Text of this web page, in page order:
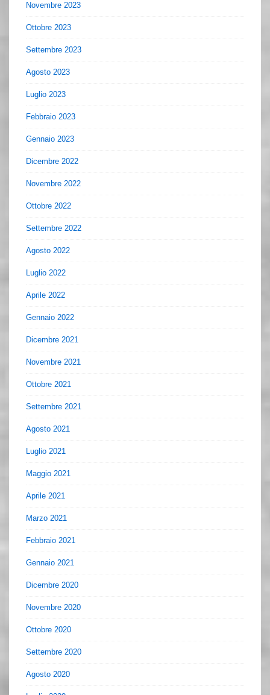
Novembre 2023
Ottobre 2023
Settembre 2023
Agosto 2023
Luglio 2023
Febbraio 2023
Gennaio 2023
Dicembre 2022
Novembre 2022
Ottobre 2022
Settembre 2022
Agosto 2022
Luglio 2022
Aprile 2022
Gennaio 2022
Dicembre 2021
Novembre 2021
Ottobre 2021
Settembre 2021
Agosto 2021
Luglio 2021
Maggio 2021
Aprile 2021
Marzo 2021
Febbraio 2021
Gennaio 2021
Dicembre 2020
Novembre 2020
Ottobre 2020
Settembre 2020
Agosto 2020